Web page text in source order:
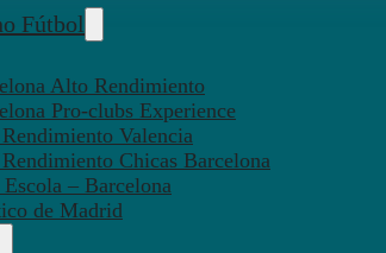
Fútbol
Alto Rendimiento
Pro-clubs Experience
Valencia
Chicas Barcelona
– Barcelona
de Madrid